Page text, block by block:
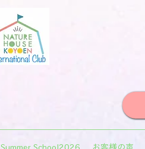
Summer School2026 お客様の声